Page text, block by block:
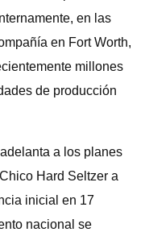
en las
en Fort Worth,
millones
de producción
a los planes
Hard Seltzer a
inicial en 17
nacional se